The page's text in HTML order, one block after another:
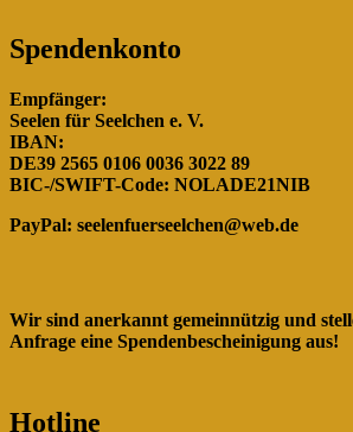
Spendenkonto
Empfänger:
Seelen für Seelchen e. V.
IBAN:
DE39 2565 0106 0036 3022 89
BIC-/SWIFT-Code: NOLADE21NIB
PayPal: seelenfuerseelchen@web.de
Wir sind anerkannt gemeinnützig und
Anfrage eine Spendenbescheinigung aus!
Hotline